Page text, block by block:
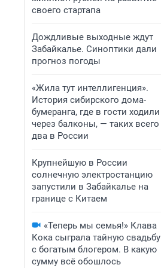
своего стартапа
Дождливые выходные ждут
Забайкалье. Синоптики дали
прогноз погоды
«Жила тут интеллигенция».
История сибирского дома-
бумеранга, где в гости ходили
через балконы, — таких всего
два в России
Крупнейшую в России
солнечную электростанцию
запустили в Забайкалье на
границе с Китаем
«Теперь мы семья!» Клава
Кока сыграла тайную свадьбу
с богатым блогером. В какую
сумму всё обошлось